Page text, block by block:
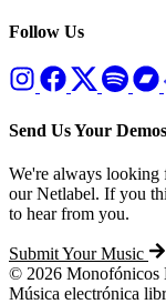
Follow Us
Send Us Your Demos
We're always looking
our Netlabel. If you
to hear from you.
Submit Your Music
© 2026 Monofónicos
Música electrónica